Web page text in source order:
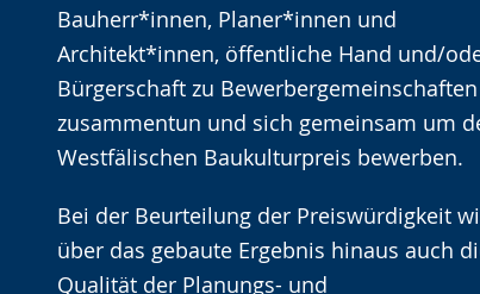
Bauherr*innen, Planer*innen und
Architekt*innen, öffentliche Hand und/
Bürgerschaft zu Bewerbergemeinschaften
zusammentun und sich gemeinsam um
Westfälischen Baukulturpreis bewerben.
Bei der Beurteilung der Preiswürdigkeit
über das gebaute Ergebnis hinaus auch
Qualität der Planungs- und